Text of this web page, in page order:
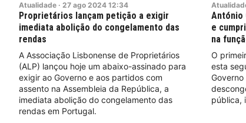
Atualidade · 27 ago 2024 12:34
Proprietários lançam petição a exigir
imediata abolição do congelamento das
rendas
A Associação Lisbonense de Proprietários
(ALP) lançou hoje um abaixo-assinado para
exigir ao Governo e aos partidos com
assento na Assembleia da República, a
imediata abolição do congelamento das
rendas em Portugal.
António
e
na
O
esta
pública,